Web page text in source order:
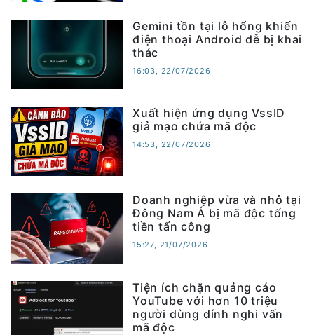
Gemini tồn tại lỗ hổng khiến
điện thoại Android dễ bị khai
thác
16:03, 22/07/2026
Xuất hiện ứng dụng VssID
giả mạo chứa mã độc
14:53, 22/07/2026
Doanh nghiệp vừa và nhỏ tại
Đông Nam Á bị mã độc tống
tiền tấn công
15:27, 21/07/2026
Tiện ích chặn quảng cáo
YouTube với hơn 10 triệu
người dùng dính nghi vấn
mã độc